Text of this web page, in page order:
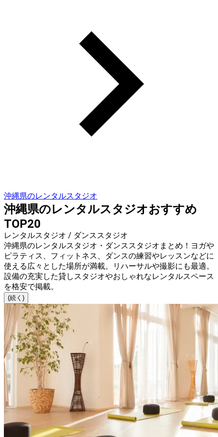
沖縄県のレンタルスタジオ
沖縄県のレンタルスタジオおすすめ
TOP20
レンタルスタジオ / ダンススタジオ
沖縄県のレンタルスタジオ・ダンススタジオまとめ！ヨガや
ピラティス、フィットネス、ダンスの練習やレッスンなどに
使える広々とした場所が満載。リハーサルや撮影にも最適。
設備の充実した貸しスタジオやおしゃれなレンタルスペース
を格安で掲載。
(続く)